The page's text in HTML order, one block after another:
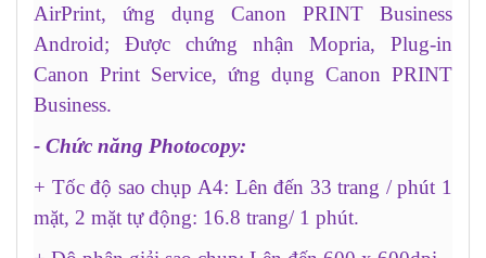
AirPrint, ứng dụng Canon PRINT Business
Android; Được chứng nhận Mopria, Plug-in
Canon Print Service, ứng dụng Canon PRINT
Business.
- Chức năng Photocopy:
+ Tốc độ sao chụp A4: Lên đến 33 trang / phút 1
mặt, 2 mặt tự động: 16.8 trang/ 1 phút.